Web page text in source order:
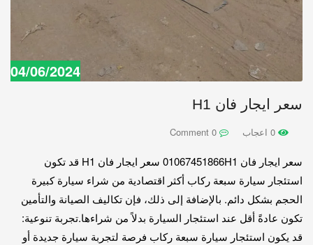
04/06/2024
سعر ايجار فان H1
سعر ايجار فان 01067451866H1 سعر ايجار فان H1 قد تكون
استئجار سيارة سبعة ركاب أكثر اقتصادية من شراء سيارة كبيرة
الحجم بشكل دائم. بالإضافة إلى ذلك، فإن تكاليف الصيانة والتأمين
تكون عادةً أقل عند استئجار السيارة بدلاً من شراءها.تجربة تنوعية:
قد يكون استئجار سيارة سبعة ركاب فرصة لتجربة سيارة جديدة أو